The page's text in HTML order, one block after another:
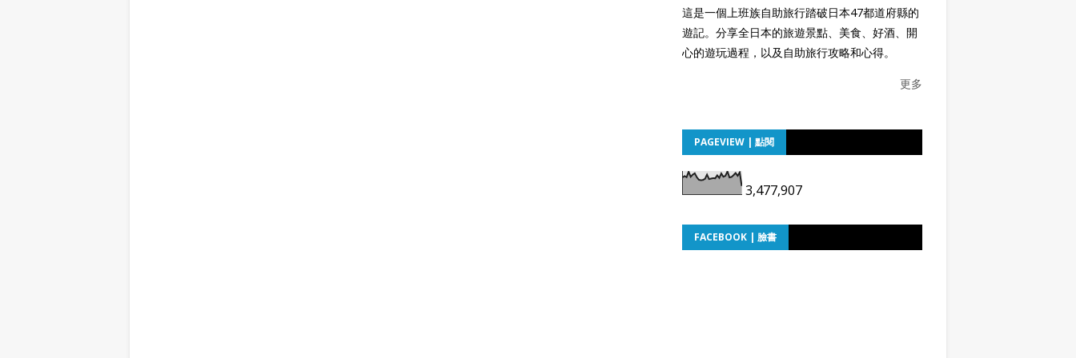
這是一個上班族自助旅行踏破日本47都道府縣的
遊記。分享全日本的旅遊景點、美食、好酒、開
心的遊玩過程，以及自助旅行攻略和心得。
更多
PAGEVIEW | 點閱
3,477,907
FACEBOOK | 臉書